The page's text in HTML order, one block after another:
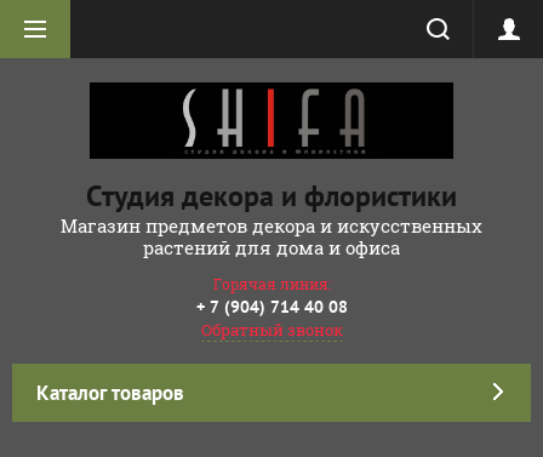
Студия декора и флористики
Магазин предметов декора и искусственных
растений для дома и офиса
Горячая линия:
+ 7 (904) 714 40 08
Обратный звонок
Каталог товаров